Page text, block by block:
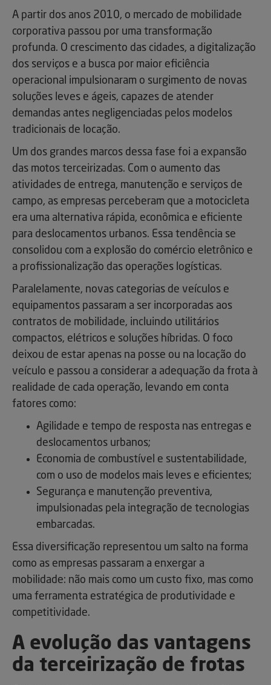
A partir dos anos 2010, o mercado de mobilidade
corporativa passou por uma transformação
profunda. O crescimento das cidades, a digitalização
dos serviços e a busca por maior eficiência
operacional impulsionaram o surgimento de novas
soluções leves e ágeis, capazes de atender
demandas antes negligenciadas pelos modelos
tradicionais de locação.
Um dos grandes marcos dessa fase foi a expansão
das motos terceirizadas. Com o aumento das
atividades de entrega, manutenção e serviços de
campo, as empresas perceberam que a motocicleta
era uma alternativa rápida, econômica e eficiente
para deslocamentos urbanos. Essa tendência se
consolidou com a explosão do comércio eletrônico e
a profissionalização das operações logísticas.
Paralelamente, novas categorias de veículos e
equipamentos passaram a ser incorporadas aos
contratos de mobilidade, incluindo utilitários
compactos, elétricos e soluções híbridas. O foco
deixou de estar apenas na posse ou na locação do
veículo e passou a considerar a adequação da frota à
realidade de cada operação, levando em conta
fatores como:
Agilidade e tempo de resposta nas entregas e
deslocamentos urbanos;
Economia de combustível e sustentabilidade,
com o uso de modelos mais leves e eficientes;
Segurança e manutenção preventiva,
impulsionadas pela integração de tecnologias
embarcadas.
Essa diversificação representou um salto na forma
como as empresas passaram a enxergar a
mobilidade: não mais como um custo fixo, mas como
uma ferramenta estratégica de produtividade e
competitividade.
A evolução das vantagens
da terceirização de frotas